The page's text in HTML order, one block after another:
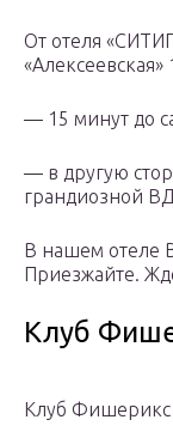
От отеля
— 15 минут до
— в другую
грандиозной
В нашем отеле
Приезжайте.
Клуб
Клуб Фишерикс